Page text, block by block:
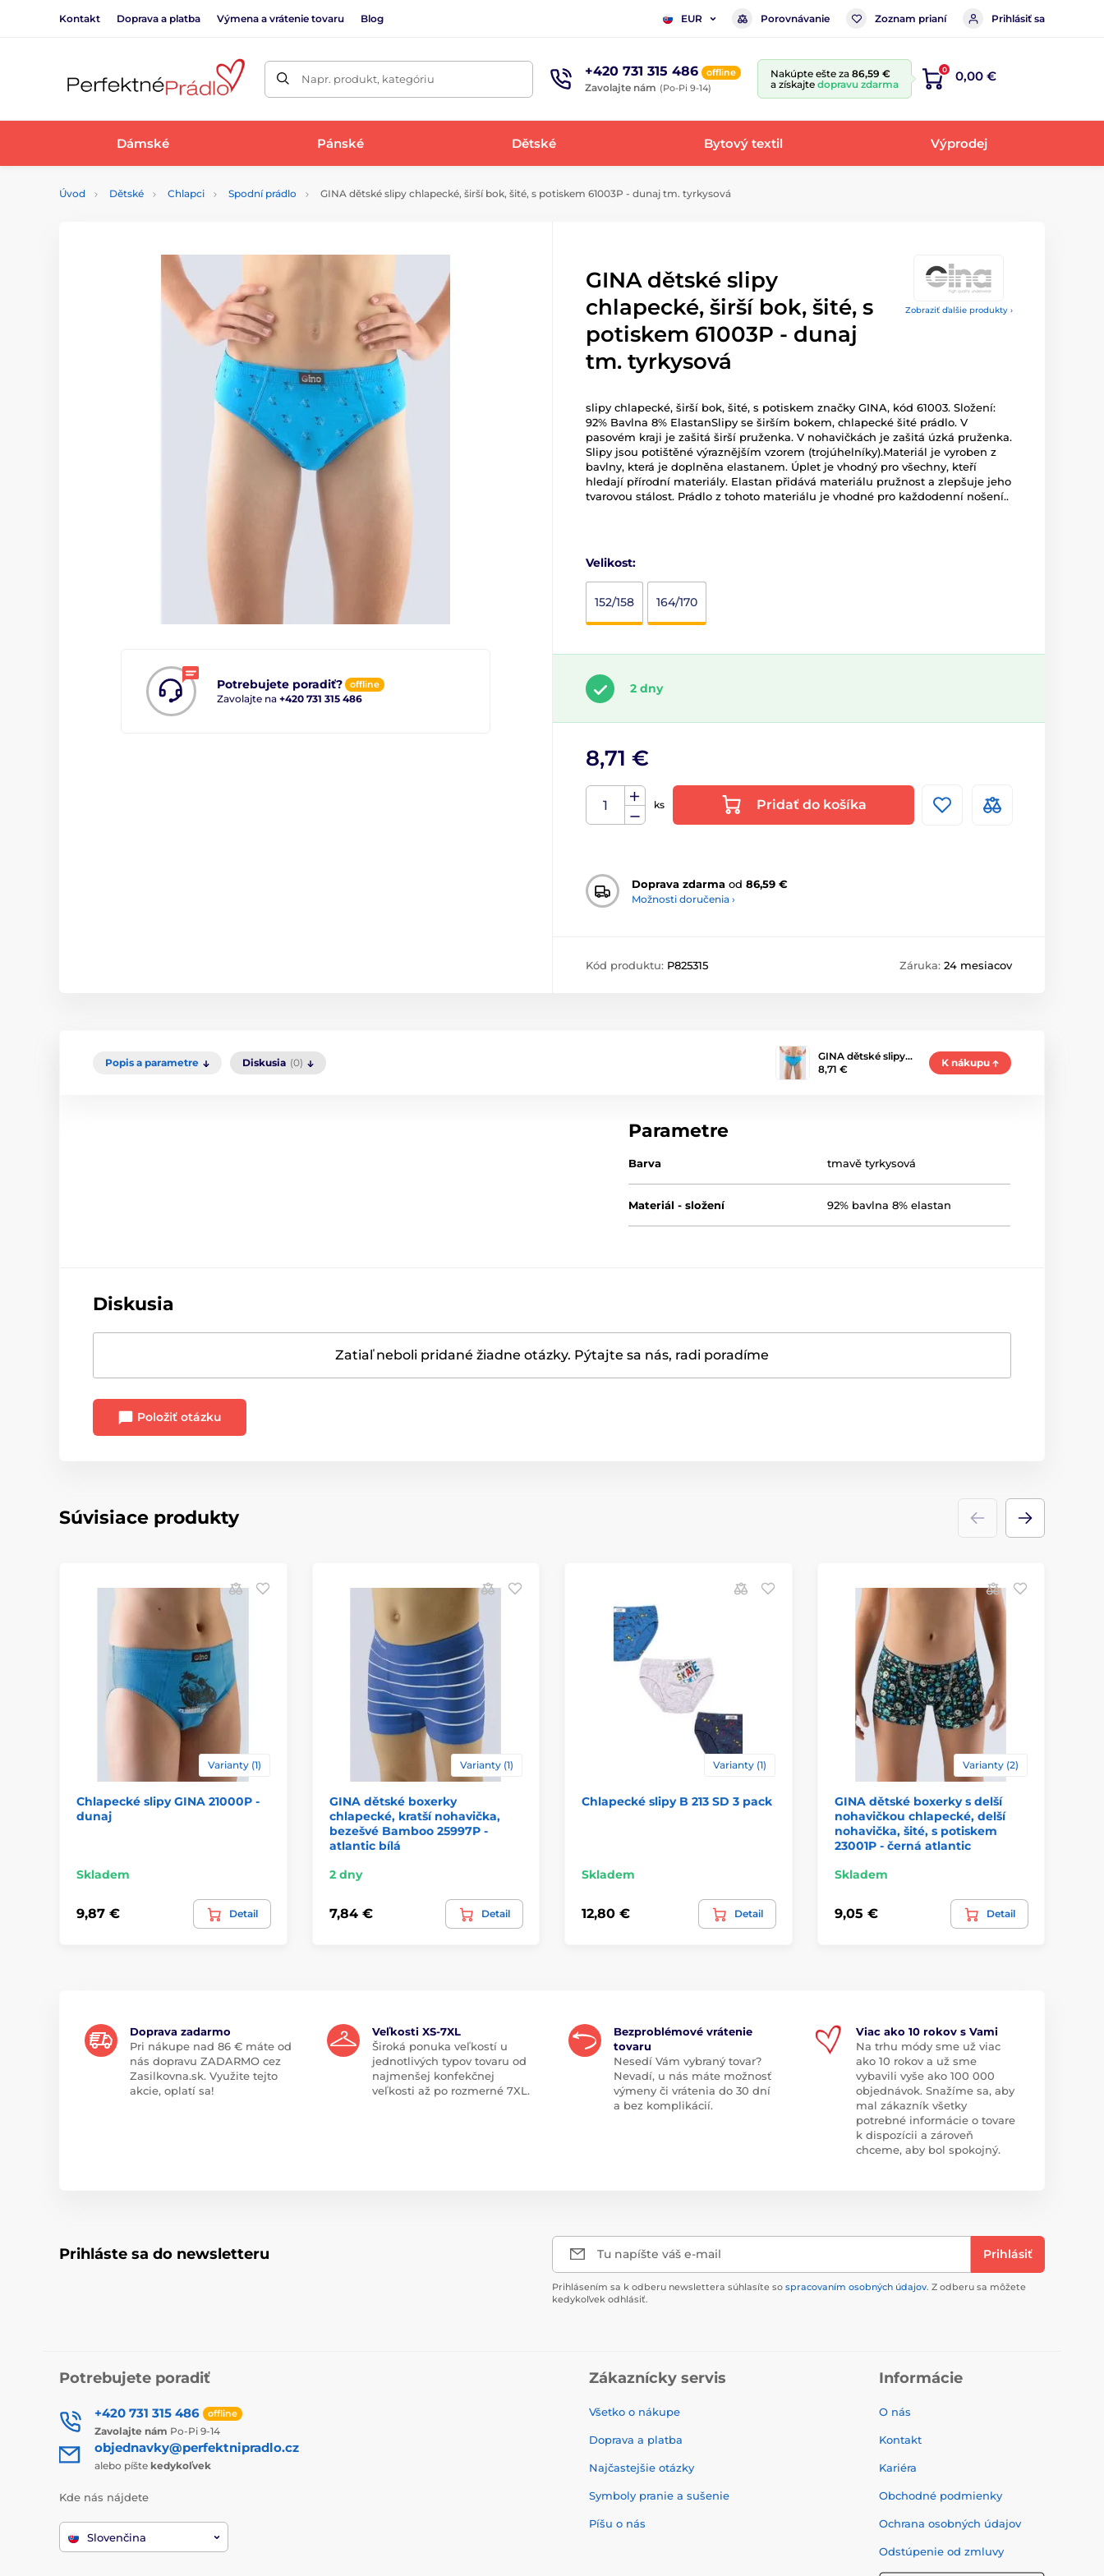
Kontakt Doprava a platba Výmena a vrátenie tovaru Blog EUR Porovnávanie Zoznam prianí Prihlásiť sa
Napr. produkt, kategóriu +420 731 315 486 offline
Zavolajte nám (Po-Pi 9-14)
Nakúpte ešte za 86,59 €
a získajte dopravu zdarma
0 0,00 €
Dámské Pánské Dětské Bytový textil Výprodej
Úvod Dětské Chlapci Spodní prádlo GINA dětské slipy chlapecké, širší bok, šité, s potiskem 61003P - dunaj tm. tyrkysová
Zobraziť ďalšie produkty ›
Potrebujete poradiť? offline
Zavolajte na +420 731 315 486
GINA dětské slipy
chlapecké, širší bok, šité, s
potiskem 61003P - dunaj
tm. tyrkysová
slipy chlapecké, širší bok, šité, s potiskem značky GINA, kód 61003. Složení:
92% Bavlna 8% ElastanSlipy se širším bokem, chlapecké šité prádlo. V
pasovém kraji je zašitá širší pruženka. V nohavičkách je zašitá úzká pruženka.
Slipy jsou potištěné výraznějším vzorem (trojúhelníky).Materiál je vyroben z
bavlny, která je doplněna elastanem. Úplet je vhodný pro všechny, kteří
hledají přírodní materiály. Elastan přidává materiálu pružnost a zlepšuje jeho
tvarovou stálost. Prádlo z tohoto materiálu je vhodné pro každodenní nošení..
Velikost:
152/158 164/170
2 dny
8,71 €
ks Pridať do košíka
Doprava zdarma od 86,59 €
Možnosti doručenia ›
Kód produktu: P825315 Záruka: 24 mesiacov
Popis a parametre Diskusia (0)
GINA dětské slipy…
8,71 €
K nákupu
Parametre
Barva tmavě tyrkysová
Materiál - složení 92% bavlna 8% elastan
Diskusia
Zatiaľ neboli pridané žiadne otázky. Pýtajte sa nás, radi poradíme
Položiť otázku
Súvisiace produkty
Varianty (1)
Chlapecké slipy GINA 21000P -
dunaj
Skladem
9,87 € Detail
Varianty (1)
GINA dětské boxerky
chlapecké, kratší nohavička,
bezešvé Bamboo 25997P -
atlantic bílá
2 dny
7,84 € Detail
Varianty (1)
Chlapecké slipy B 213 SD 3 pack
Skladem
12,80 € Detail
Varianty (2)
GINA dětské boxerky s delší
nohavičkou chlapecké, delší
nohavička, šité, s potiskem
23001P - černá atlantic
Skladem
9,05 € Detail
Doprava zadarmo
Pri nákupe nad 86 € máte od
nás dopravu ZADARMO cez
Zasilkovna.sk. Využite tejto
akcie, oplatí sa!
Veľkosti XS-7XL
Široká ponuka veľkostí u
jednotlivých typov tovaru od
najmenšej konfekčnej
veľkosti až po rozmerné 7XL.
Bezproblémové vrátenie
tovaru
Nesedí Vám vybraný tovar?
Nevadí, u nás máte možnosť
výmeny či vrátenia do 30 dní
a bez komplikácií.
Viac ako 10 rokov s Vami
Na trhu módy sme už viac
ako 10 rokov a už sme
vybavili vyše ako 100 000
objednávok. Snažíme sa, aby
mal zákazník všetky
potrebné informácie o tovare
k dispozícii a zároveň
chceme, aby bol spokojný.
Prihláste sa do newsletteru Tu napíšte váš e-mail Prihlásiť
Prihlásením sa k odberu newslettera súhlasíte so spracovaním osobných údajov. Z odberu sa môžete
kedykoľvek odhlásiť.
Potrebujete poradiť
+420 731 315 486 offline
Zavolajte nám Po-Pi 9-14
objednavky@perfektnipradlo.cz
alebo píšte kedykoľvek
Kde nás nájdete
Slovenčina
Zákaznícky servis
Všetko o nákupe
Doprava a platba
Najčastejšie otázky
Symboly pranie a sušenie
Píšu o nás
Informácie
O nás
Kontakt
Kariéra
Obchodné podmienky
Ochrana osobných údajov
Odstúpenie od zmluvy